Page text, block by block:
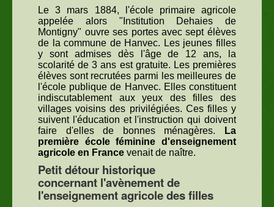
Le 3 mars 1884, l'école primaire agricole
appelée alors "Institution Dehaies de
Montigny" ouvre ses portes avec sept élèves
de la commune de Hanvec. Les jeunes filles
y sont admises dès l'âge de 12 ans, la
scolarité de 3 ans est gratuite. Les premières
élèves sont recrutées parmi les meilleures de
l'école publique de Hanvec. Elles constituent
indiscutablement aux yeux des filles des
villages voisins des privilégiées. Ces filles y
suivent l'éducation et l'instruction qui doivent
faire d'elles de bonnes ménagères.
La
première école féminine d'enseignement
agricole en France venait de naître.
Petit détour historique
concernant l'avènement de
l'enseignement agricole des filles